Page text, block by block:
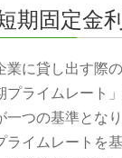
期固定金
業に貸し出す際
プライムレート
一つの基準とな
ライムレートを